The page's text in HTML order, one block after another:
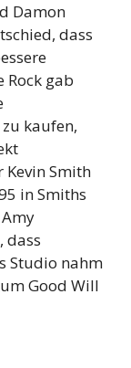
Damon
dass
Rock gab
kaufen,
Kevin Smith
in Smiths
dass
Studio nahm
Good Will